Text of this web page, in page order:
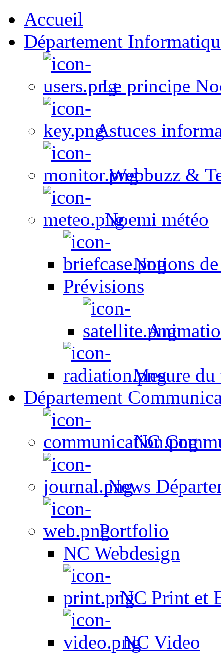
Accueil
Département
Le principe
Astuces
Webbuzz &
Noemi météo
Notions
Prévisions
Mesure du
Département
NC
News
Portfolio
NC Webdesign
NC Print et
NC Video